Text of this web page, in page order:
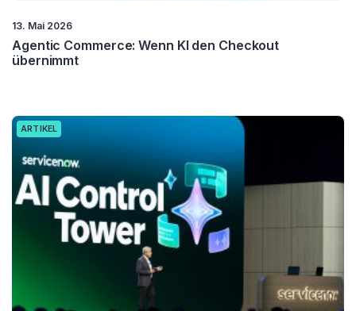
13. Mai 2026
Agentic Commerce: Wenn KI den Checkout
übernimmt
ARTIKEL